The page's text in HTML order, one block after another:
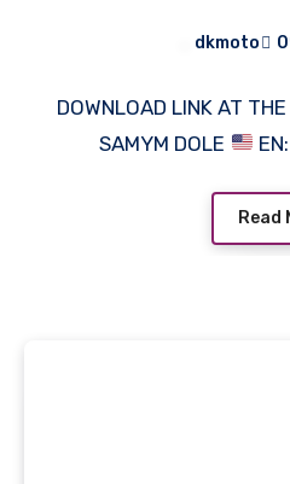
dkmoto
DOWNLOAD LINK AT
SAMYM DOLE
EN:
Read